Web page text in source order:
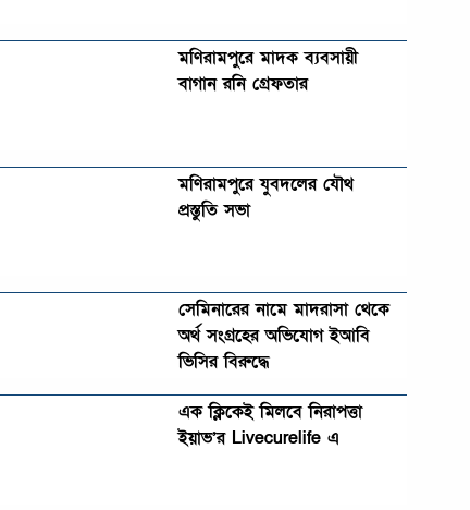
মণিরামপুরে মাদক ব্যবসায়ী
বাগান রনি গ্রেফতার
মণিরামপুরে যুবদলের যৌথ
প্রস্তুতি সভা
সেমিনারের নামে মাদরাসা থেকে
অর্থ সংগ্রহের অভিযোগ ইআবি
ভিসির বিরুদ্ধে
এক ক্লিকেই মিলবে নিরাপত্তা
ইয়াভ’র Livecurelife এ